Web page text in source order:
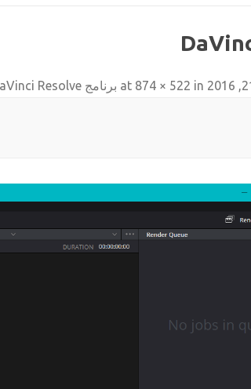
874 × 522 in برنامج DaVinci Resolve لتحرير الفيديو